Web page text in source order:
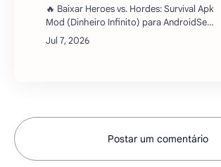
🔥 Baixar Heroes vs. Hordes: Survival Apk
Mod (Dinheiro Infinito) para AndroidSe
você é fã de jogos de sobrevivência
recheados de ação e batalhas épicas
Postar um comentário